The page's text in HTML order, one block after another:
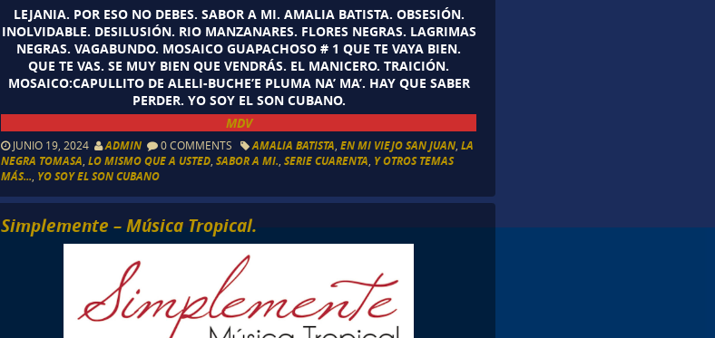
LEJANIA. POR ESO NO DEBES. SABOR A MI. AMALIA BATISTA. OBSESIÓN.
INOLVIDABLE. DESILUSIÓN. RIO MANZANARES. FLORES NEGRAS. LAGRIMAS
NEGRAS. VAGABUNDO. MOSAICO GUAPACHOSO # 1 QUE TE VAYA BIEN.
QUE TE VAS. SE MUY BIEN QUE VENDRÁS. EL MANICERO. TRAICIÓN.
MOSAICO:CAPULLITO DE ALELI-BUCHE’E PLUMA NA’ MA’. HAY QUE SABER
PERDER. YO SOY EL SON CUBANO.
MDV
JUNIO 19, 2024 ADMIN 0 COMMENTS AMALIA BATISTA,EN MI VIEJO SAN JUAN,LA
NEGRA TOMASA,LO MISMO QUE A USTED,SABOR A MI.,SERIE CUARENTA, Y OTROS TEMAS
MÁS..., YO SOY EL SON CUBANO
Simplemente – Música Tropical.